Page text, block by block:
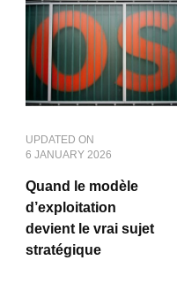
UPDATED ON
6 JANUARY 2026
Quand le modèle
d’exploitation
devient le vrai sujet
stratégique